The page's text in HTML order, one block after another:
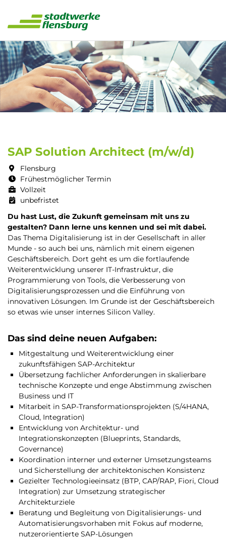
SAP Solution Architect (m/w/d)
Flensburg
Frühestmöglicher Termin
Vollzeit
unbefristet
Du hast Lust, die Zukunft gemeinsam mit uns zu
gestalten? Dann lerne uns kennen und sei mit dabei.
Das Thema Digitalisierung ist in der Gesellschaft in aller
Munde - so auch bei uns, nämlich mit einem eigenen
Geschäftsbereich. Dort geht es um die fortlaufende
Weiterentwicklung unserer IT-Infrastruktur, die
Programmierung von Tools, die Verbesserung von
Digitalisierungsprozessen und die Einführung von
innovativen Lösungen. Im Grunde ist der Geschäftsbereich
so etwas wie unser internes Silicon Valley.
Das sind deine neuen Aufgaben:
Mitgestaltung und Weiterentwicklung einer
zukunftsfähigen SAP-Architektur
Übersetzung fachlicher Anforderungen in skalierbare
technische Konzepte und enge Abstimmung zwischen
Business und IT
Mitarbeit in SAP-Transformationsprojekten (S/4HANA,
Cloud, Integration)
Entwicklung von Architektur- und
Integrationskonzepten (Blueprints, Standards,
Governance)
Koordination interner und externer Umsetzungsteams
und Sicherstellung der architektonischen Konsistenz
Gezielter Technologieeinsatz (BTP, CAP/RAP, Fiori, Cloud
Integration) zur Umsetzung strategischer
Architekturziele
Beratung und Begleitung von Digitalisierungs- und
Automatisierungsvorhaben mit Fokus auf moderne,
nutzerorientierte SAP-Lösungen